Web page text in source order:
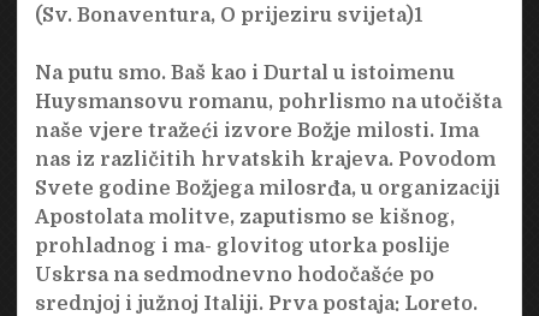
(Sv. Bonaventura, O prijeziru svijeta)1
Na putu smo. Baš kao i Durtal u istoimenu
Huysmansovu romanu, pohrlismo na utočišta
naše vjere tražeći izvore Božje milosti. Ima
nas iz različitih hrvatskih krajeva. Povodom
Svete godine Božjega milosrđa, u organizaciji
Apostolata molitve, zaputismo se kišnog,
prohladnog i ma- glovitog utorka poslije
Uskrsa na sedmodnevno hodočašće po
srednjoj i južnoj Italiji. Prva postaja: Loreto.